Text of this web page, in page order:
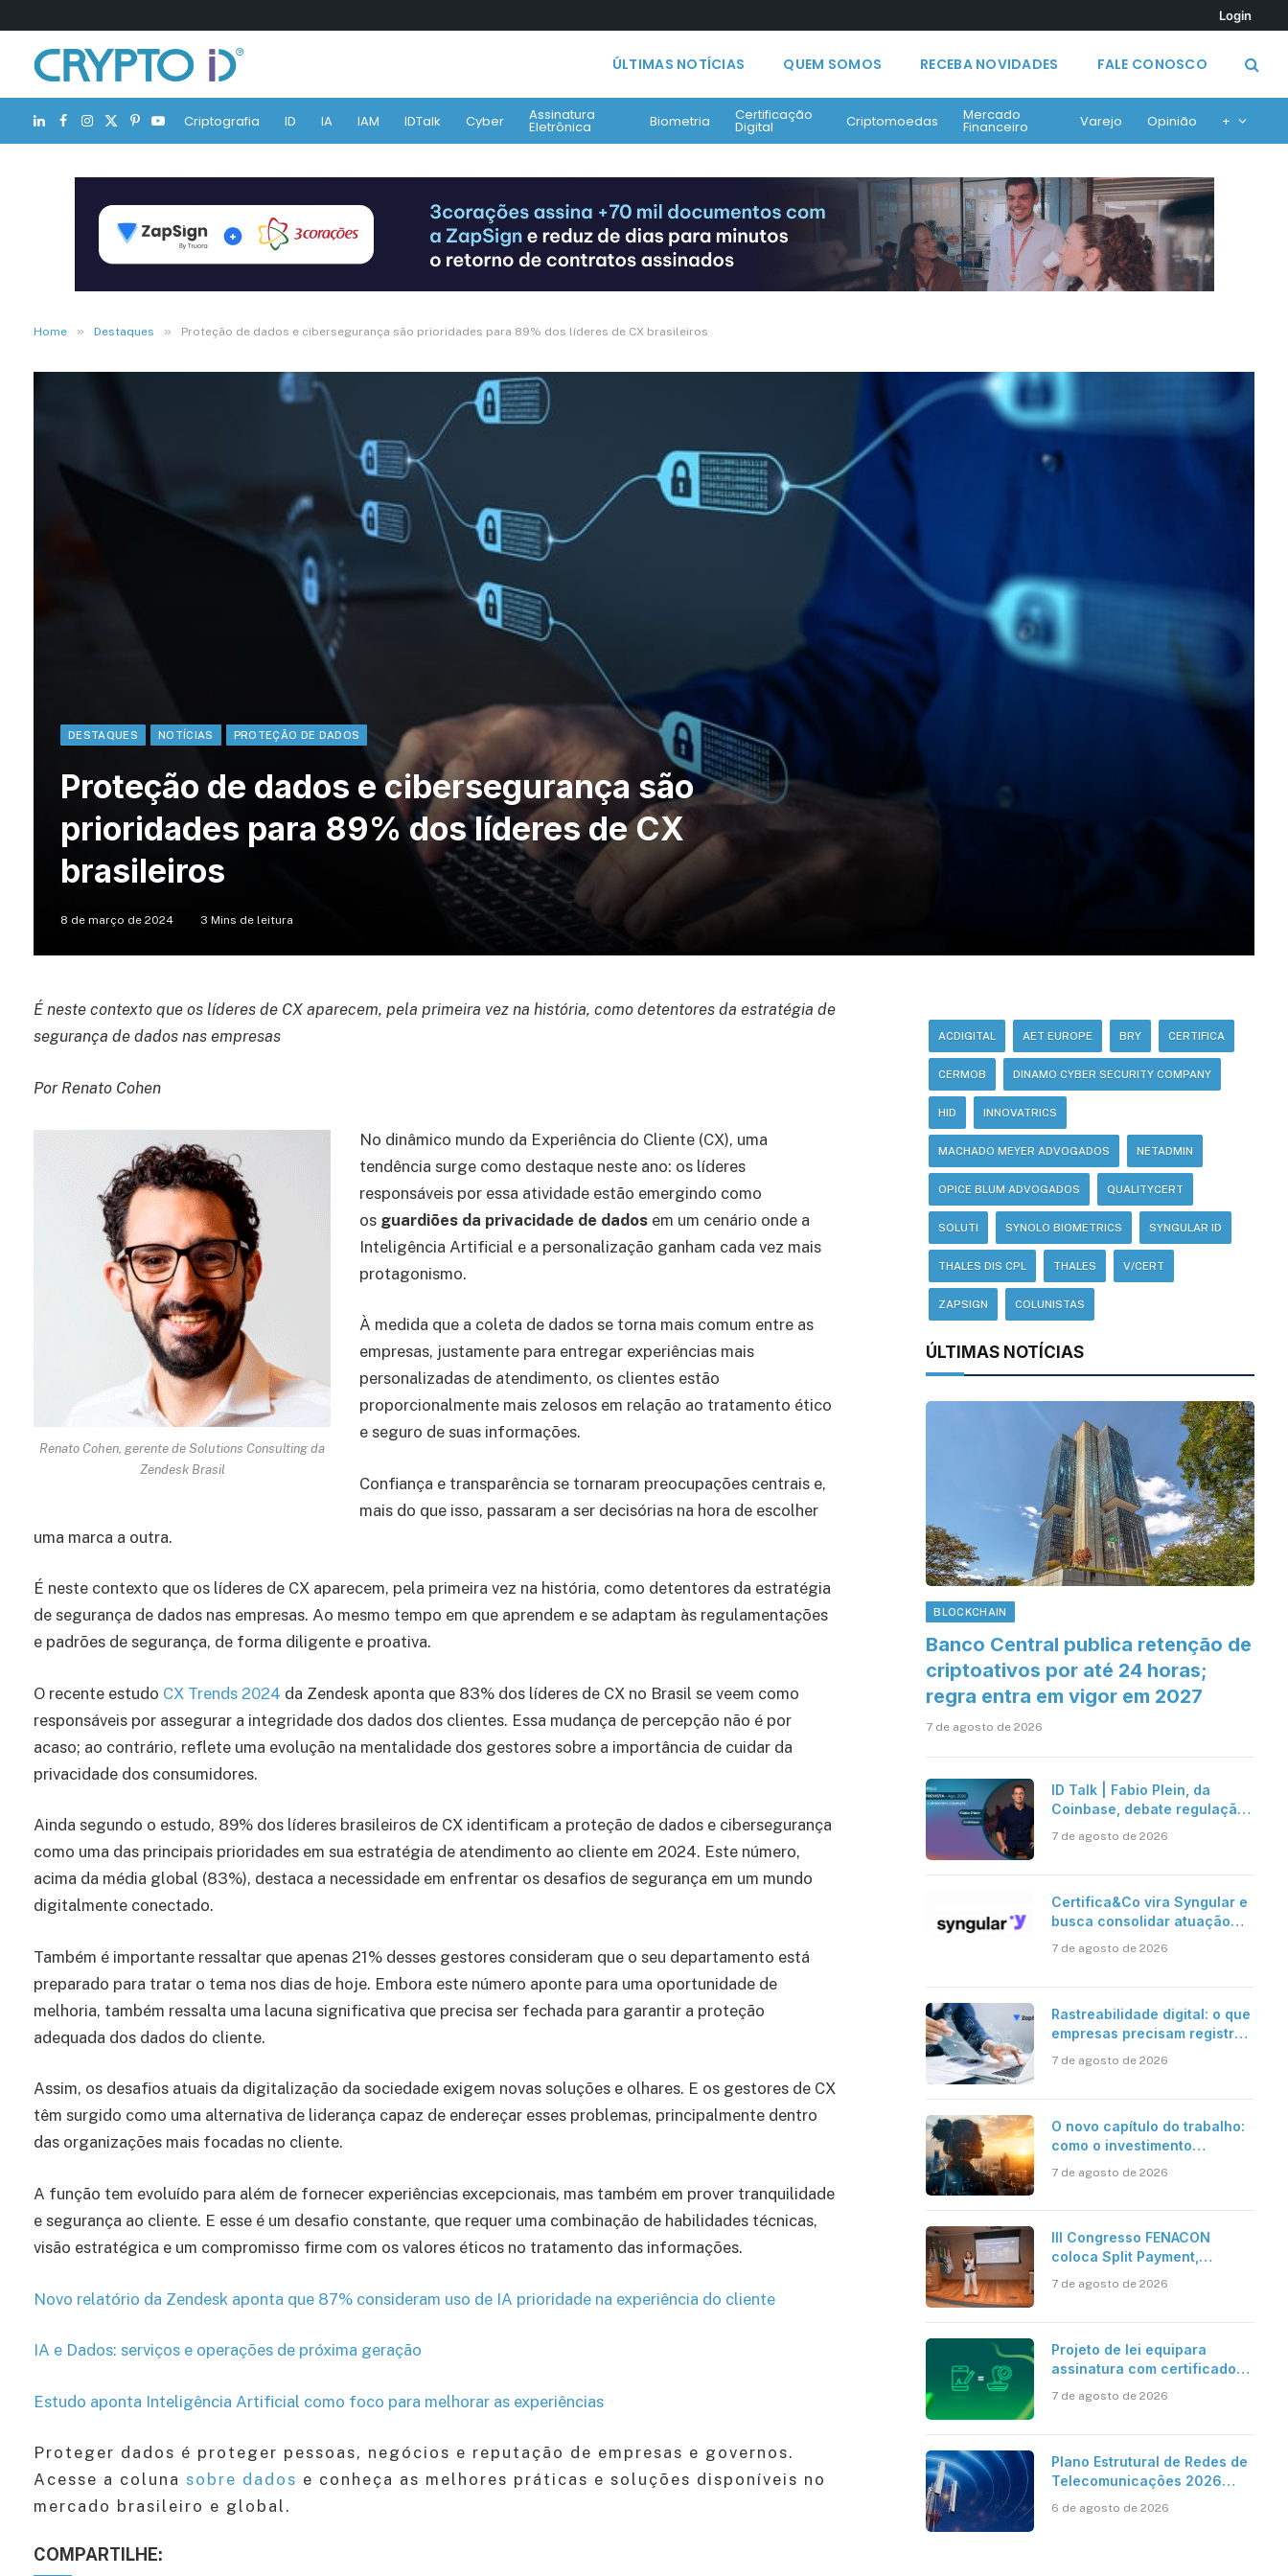
Login
ÚLTIMAS NOTÍCIAS QUEM SOMOS RECEBA NOVIDADES FALE CONOSCO
LinkedIn
Facebook
Instagram
X
(Twitter)
Pinterest
YouTubeCriptografia ID IA IAM IDTalk Cyber Assinatura
Eletrônica Biometria Certificação
Digital Criptomoedas Mercado
Financeiro Varejo Opinião +
Home » Destaques » Proteção de dados e cibersegurança são prioridades para 89% dos líderes de CX brasileiros
DESTAQUES NOTÍCIAS PROTEÇÃO DE DADOS
Proteção de dados e cibersegurança são
prioridades para 89% dos líderes de CX
brasileiros
8 de março de 2024 3 Mins de leitura
É neste contexto que os líderes de CX aparecem, pela primeira vez na história, como detentores da estratégia de
segurança de dados nas empresas
Por Renato Cohen
Renato Cohen, gerente de Solutions Consulting da
Zendesk Brasil
No dinâmico mundo da Experiência do Cliente (CX), uma
tendência surge como destaque neste ano: os líderes
responsáveis por essa atividade estão emergindo como
os guardiões da privacidade de dados em um cenário onde a
Inteligência Artificial e a personalização ganham cada vez mais
protagonismo.
À medida que a coleta de dados se torna mais comum entre as
empresas, justamente para entregar experiências mais
personalizadas de atendimento, os clientes estão
proporcionalmente mais zelosos em relação ao tratamento ético
e seguro de suas informações.
Confiança e transparência se tornaram preocupações centrais e,
mais do que isso, passaram a ser decisórias na hora de escolher
uma marca a outra.
É neste contexto que os líderes de CX aparecem, pela primeira vez na história, como detentores da estratégia
de segurança de dados nas empresas. Ao mesmo tempo em que aprendem e se adaptam às regulamentações
e padrões de segurança, de forma diligente e proativa.
O recente estudo CX Trends 2024 da Zendesk aponta que 83% dos líderes de CX no Brasil se veem como
responsáveis por assegurar a integridade dos dados dos clientes. Essa mudança de percepção não é por
acaso; ao contrário, reflete uma evolução na mentalidade dos gestores sobre a importância de cuidar da
privacidade dos consumidores.
Ainda segundo o estudo, 89% dos líderes brasileiros de CX identificam a proteção de dados e cibersegurança
como uma das principais prioridades em sua estratégia de atendimento ao cliente em 2024. Este número,
acima da média global (83%), destaca a necessidade em enfrentar os desafios de segurança em um mundo
digitalmente conectado.
Também é importante ressaltar que apenas 21% desses gestores consideram que o seu departamento está
preparado para tratar o tema nos dias de hoje. Embora este número aponte para uma oportunidade de
melhoria, também ressalta uma lacuna significativa que precisa ser fechada para garantir a proteção
adequada dos dados do cliente.
Assim, os desafios atuais da digitalização da sociedade exigem novas soluções e olhares. E os gestores de CX
têm surgido como uma alternativa de liderança capaz de endereçar esses problemas, principalmente dentro
das organizações mais focadas no cliente.
A função tem evoluído para além de fornecer experiências excepcionais, mas também em prover tranquilidade
e segurança ao cliente. E esse é um desafio constante, que requer uma combinação de habilidades técnicas,
visão estratégica e um compromisso firme com os valores éticos no tratamento das informações.
Novo relatório da Zendesk aponta que 87% consideram uso de IA prioridade na experiência do cliente
IA e Dados: serviços e operações de próxima geração
Estudo aponta Inteligência Artificial como foco para melhorar as experiências
Proteger dados é proteger pessoas, negócios e reputação de empresas e governos.
Acesse a coluna sobre dados e conheça as melhores práticas e soluções disponíveis no
mercado brasileiro e global.
COMPARTILHE:
ACDIGITAL AET EUROPE BRY CERTIFICA
CERMOB DINAMO CYBER SECURITY COMPANY
HID INNOVATRICS
MACHADO MEYER ADVOGADOS NETADMIN
OPICE BLUM ADVOGADOS QUALITYCERT
SOLUTI SYNOLO BIOMETRICS SYNGULAR ID
THALES DIS CPL THALES V/CERT
ZAPSIGN COLUNISTAS
ÚLTIMAS NOTÍCIAS
BLOCKCHAIN
Banco Central publica retenção de
criptoativos por até 24 horas;
regra entra em vigor em 2027
7 de agosto de 2026
ID Talk | Fabio Plein, da
Coinbase, debate regulação,
7 de agosto de 2026
Certifica&Co vira Syngular e
busca consolidar atuação
7 de agosto de 2026
Rastreabilidade digital: o que
empresas precisam registrar
7 de agosto de 2026
O novo capítulo do trabalho:
como o investimento
científica revela a
7 de agosto de 2026
III Congresso FENACON
coloca Split Payment,
centro dos debates
7 de agosto de 2026
Projeto de lei equipara
assinatura com certificado
reconhecimento de firma em
7 de agosto de 2026
Plano Estrutural de Redes de
Telecomunicações 2026
móvel, mas mantém desafio
6 de agosto de 2026